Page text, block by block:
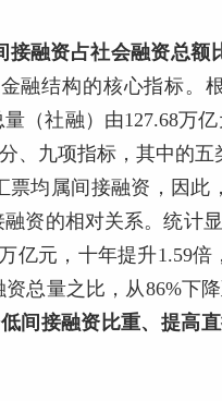
接融资占社会融资总额
融结构的核心指标。
（社融）由127.68万
、九项指标，其中的
均属间接融资，因此
资的相对关系。统计
亿元，十年提升1.59倍
总量之比，从86%下
间接融资比重、提高